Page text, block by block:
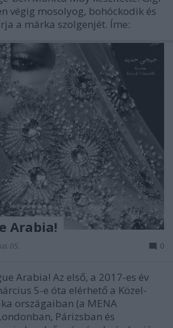
végig mosolyog, bohóckodik és
a márka szolgenjét. Íme:
Arabia!
05. 0
Arabia! Az első, a 2017-es év
5-e óta elérhető a Közel-
országaiban (a MENA
Párizsban és